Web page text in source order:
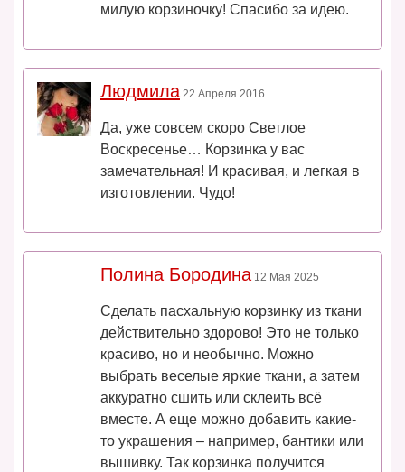
милую корзиночку! Спасибо за идею.
Людмила22 Апреля 2016
Да, уже совсем скоро Светлое
Воскресенье… Корзинка у вас
замечательная! И красивая, и легкая в
изготовлении. Чудо!
Полина Бородина12 Мая 2025
Сделать пасхальную корзинку из ткани
действительно здорово! Это не только
красиво, но и необычно. Можно
выбрать веселые яркие ткани, а затем
аккуратно сшить или склеить всё
вместе. А еще можно добавить какие-
то украшения – например, бантики или
вышивку. Так корзинка получится